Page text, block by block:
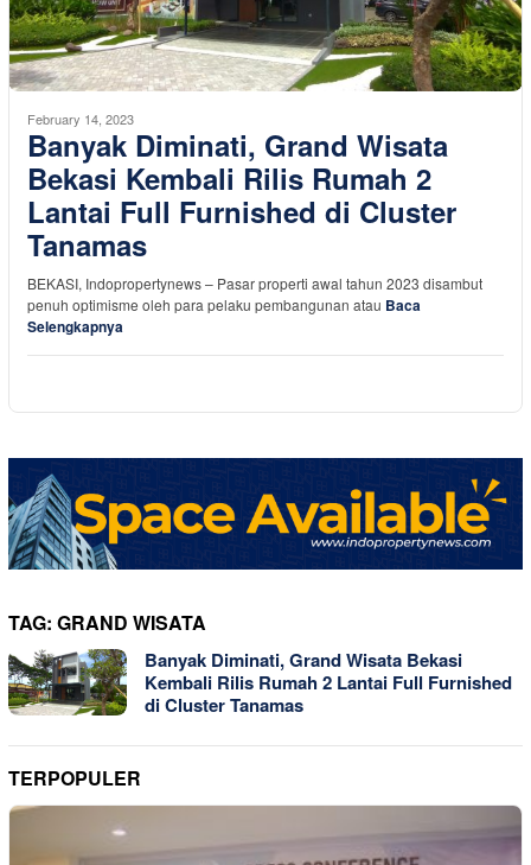
February 14, 2023
Banyak Diminati, Grand Wisata
Bekasi Kembali Rilis Rumah 2
Lantai Full Furnished di Cluster
Tanamas
BEKASI, Indopropertynews – Pasar properti awal tahun 2023 disambut
penuh optimisme oleh para pelaku pembangunan atau Baca
Selengkapnya
TAG: GRAND WISATA
Banyak Diminati, Grand Wisata Bekasi
Kembali Rilis Rumah 2 Lantai Full Furnished
di Cluster Tanamas
TERPOPULER